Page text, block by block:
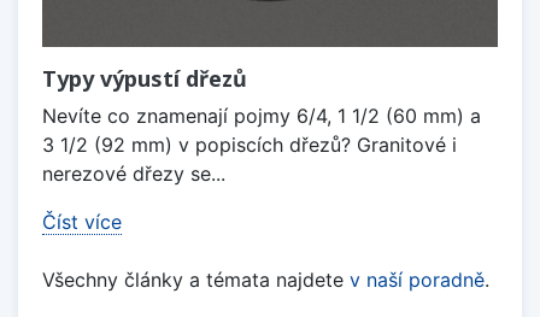
Typy výpustí dřezů
Nevíte co znamenají pojmy 6/4, 1 1/2 (60 mm) a
3 1/2 (92 mm) v popiscích dřezů? Granitové i
nerezové dřezy se...
Číst více
Všechny články a témata najdete v naší poradně.